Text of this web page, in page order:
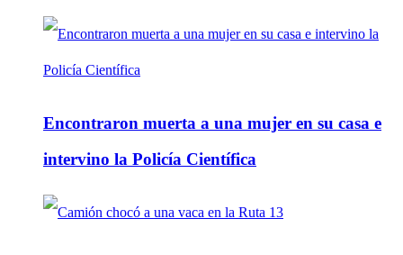
Encontraron muerta a una mujer en su casa e
intervino la Policía Científica